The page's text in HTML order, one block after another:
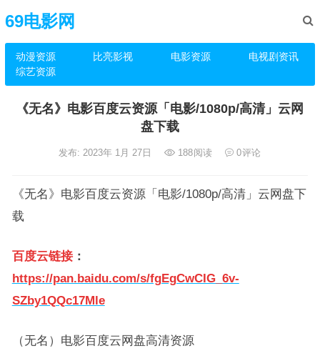
69电影网
动漫资源 比亮影视 电影资源
电视剧资讯
综艺资源
《无名》电影百度云资源「电影/1080p/高清」云网
盘下载
发布: 2023年 1月 27日 188阅读 0评论
《无名》电影百度云资源「电影/1080p/高清」云网盘下
载
百度云链接：
https://pan.baidu.com/s/fgEgCwCIG_6v-
SZby1QQc17Mle
（无名）电影百度云网盘高清资源